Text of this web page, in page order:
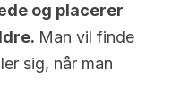
og placerer
Man vil finde
sig, når man